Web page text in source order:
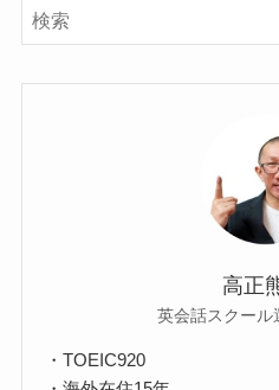
高正
英会話スクール
・TOEIC920